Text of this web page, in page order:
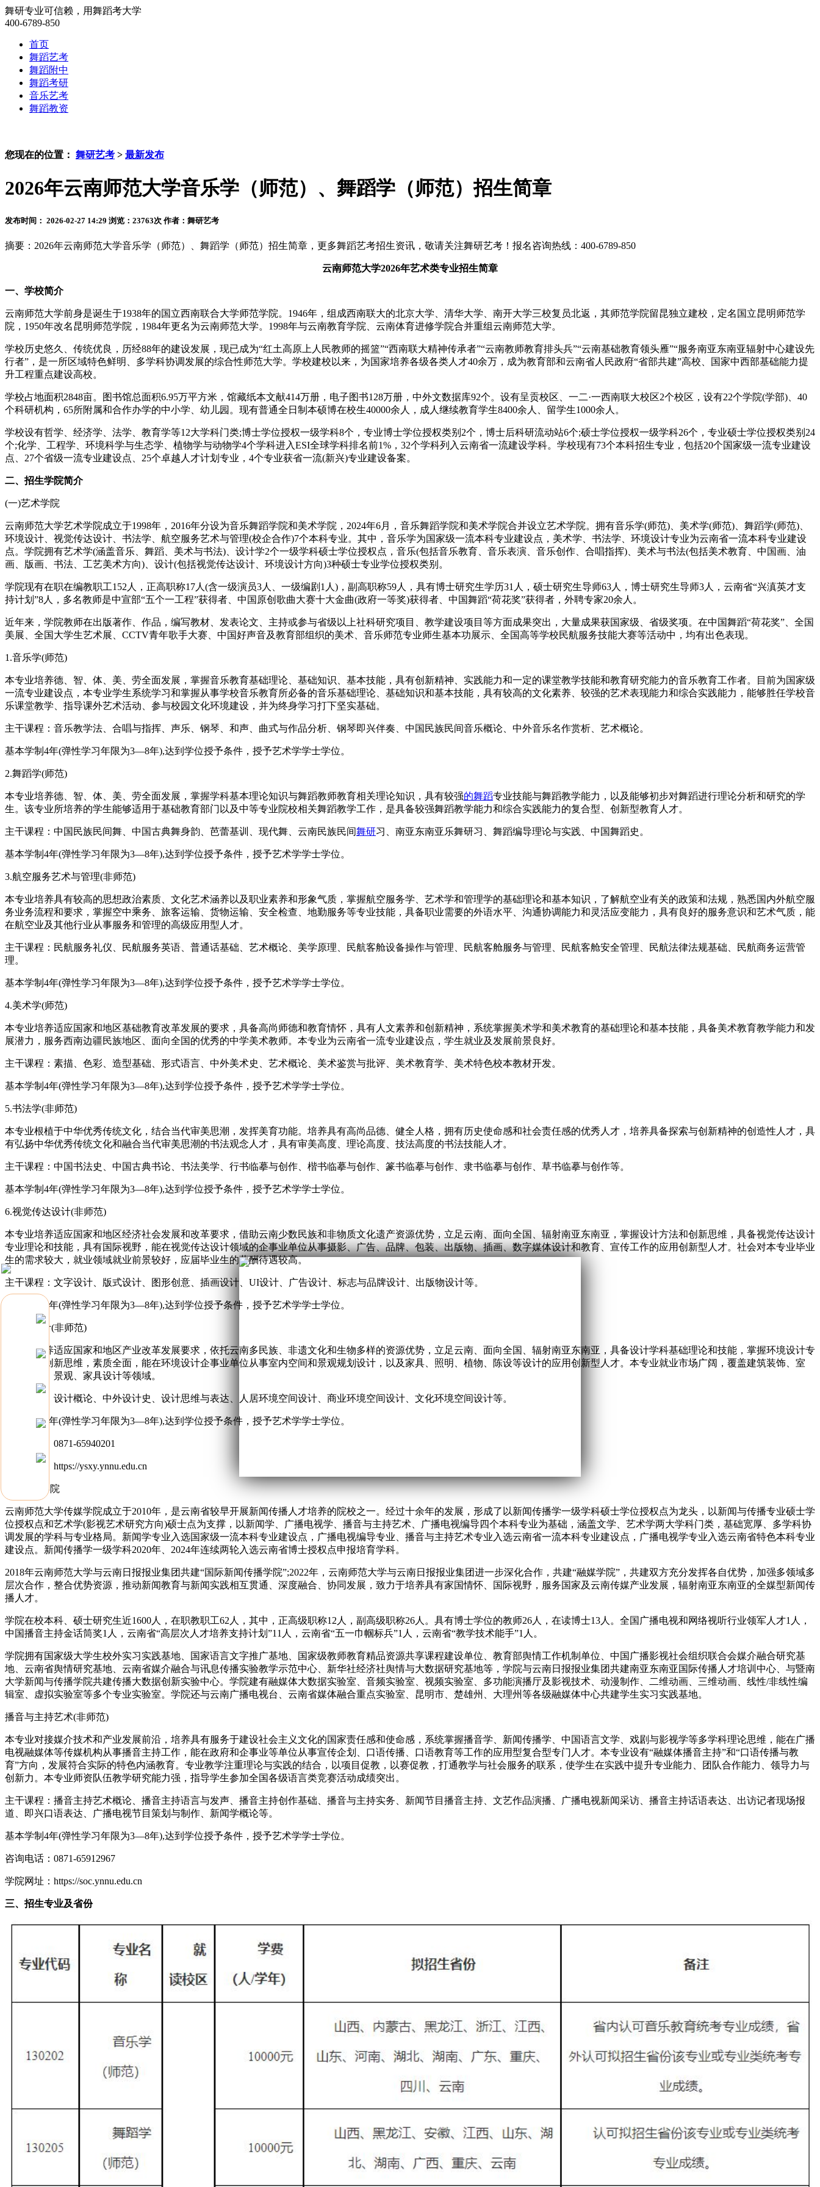
舞研专业可信赖，用舞蹈考大学
400-6789-850
首页
舞蹈艺考
舞蹈附中
舞蹈考研
音乐艺考
舞蹈教资
您现在的位置： 舞研艺考 > 最新发布
2026年云南师范大学音乐学（师范）、舞蹈学（师范）招生简章
发布时间： 2026-02-27 14:29 浏览： 23763次 作者：舞研艺考
摘要：2026年云南师范大学音乐学（师范）、舞蹈学（师范）招生简章，更多舞蹈艺考招生资讯，敬请关注舞研艺考！报名咨询热线：400-6789-850
云南师范大学2026年艺术类专业招生简章
一、学校简介
云南师范大学前身是诞生于1938年的国立西南联合大学师范学院。1946年，组成西南联大的北京大学、清华大学、南开大学三校复员北返，其师范学院留昆独立建校，定名国立昆明师范学
院，1950年改名昆明师范学院，1984年更名为云南师范大学。1998年与云南教育学院、云南体育进修学院合并重组云南师范大学。
学校历史悠久、传统优良，历经88年的建设发展，现已成为“红土高原上人民教师的摇篮”“西南联大精神传承者”“云南教师教育排头兵”“云南基础教育领头雁”“服务南亚东南亚辐射中心建设先
行者”，是一所区域特色鲜明、多学科协调发展的综合性师范大学。学校建校以来，为国家培养各级各类人才40余万，成为教育部和云南省人民政府“省部共建”高校、国家中西部基础能力提
升工程重点建设高校。
学校占地面积2848亩。图书馆总面积6.95万平方米，馆藏纸本文献414万册，电子图书128万册，中外文数据库92个。设有呈贡校区、一二·一西南联大校区2个校区，设有22个学院(学部)、40
个科研机构，65所附属和合作办学的中小学、幼儿园。现有普通全日制本硕博在校生40000余人，成人继续教育学生8400余人、留学生1000余人。
学校设有哲学、经济学、法学、教育学等12大学科门类;博士学位授权一级学科8个，专业博士学位授权类别2个，博士后科研流动站6个;硕士学位授权一级学科26个，专业硕士学位授权类别24
个;化学、工程学、环境科学与生态学、植物学与动物学4个学科进入ESI全球学科排名前1%，32个学科列入云南省一流建设学科。学校现有73个本科招生专业，包括20个国家级一流专业建设
点、27个省级一流专业建设点、25个卓越人才计划专业，4个专业获省一流(新兴)专业建设备案。
二、招生学院简介
(一)艺术学院
云南师范大学艺术学院成立于1998年，2016年分设为音乐舞蹈学院和美术学院，2024年6月，音乐舞蹈学院和美术学院合并设立艺术学院。拥有音乐学(师范)、美术学(师范)、舞蹈学(师范)、
环境设计、视觉传达设计、书法学、航空服务艺术与管理(校企合作)7个本科专业。其中，音乐学为国家级一流本科专业建设点，美术学、书法学、环境设计专业为云南省一流本科专业建设
点。学院拥有艺术学(涵盖音乐、舞蹈、美术与书法)、设计学2个一级学科硕士学位授权点，音乐(包括音乐教育、音乐表演、音乐创作、合唱指挥)、美术与书法(包括美术教育、中国画、油
画、版画、书法、工艺美术方向)、设计(包括视觉传达设计、环境设计方向)3种硕士专业学位授权类别。
学院现有在职在编教职工152人，正高职称17人(含一级演员3人、一级编剧1人)，副高职称59人，具有博士研究生学历31人，硕士研究生导师63人，博士研究生导师3人，云南省“兴滇英才支
持计划”8人，多名教师是中宣部“五个一工程”获得者、中国原创歌曲大赛十大金曲(政府一等奖)获得者、中国舞蹈“荷花奖”获得者，外聘专家20余人。
近年来，学院教师在出版著作、作品，编写教材、发表论文、主持或参与省级以上社科研究项目、教学建设项目等方面成果突出，大量成果获国家级、省级奖项。在中国舞蹈“荷花奖”、全国
美展、全国大学生艺术展、CCTV青年歌手大赛、中国好声音及教育部组织的美术、音乐师范专业师生基本功展示、全国高等学校民航服务技能大赛等活动中，均有出色表现。
1.音乐学(师范)
本专业培养德、智、体、美、劳全面发展，掌握音乐教育基础理论、基础知识、基本技能，具有创新精神、实践能力和一定的课堂教学技能和教育研究能力的音乐教育工作者。目前为国家级
一流专业建设点，本专业学生系统学习和掌握从事学校音乐教育所必备的音乐基础理论、基础知识和基本技能，具有较高的文化素养、较强的艺术表现能力和综合实践能力，能够胜任学校音
乐课堂教学、指导课外艺术活动、参与校园文化环境建设，并为终身学习打下坚实基础。
主干课程：音乐教学法、合唱与指挥、声乐、钢琴、和声、曲式与作品分析、钢琴即兴伴奏、中国民族民间音乐概论、中外音乐名作赏析、艺术概论。
基本学制4年(弹性学习年限为3—8年),达到学位授予条件，授予艺术学学士学位。
2.舞蹈学(师范)
本专业培养德、智、体、美、劳全面发展，掌握学科基本理论知识与舞蹈教师教育相关理论知识，具有较强的舞蹈专业技能与舞蹈教学能力，以及能够初步对舞蹈进行理论分析和研究的学
生。该专业所培养的学生能够适用于基础教育部门以及中等专业院校相关舞蹈教学工作，是具备较强舞蹈教学能力和综合实践能力的复合型、创新型教育人才。
主干课程：中国民族民间舞、中国古典舞身韵、芭蕾基训、现代舞、云南民族民间舞研习、南亚东南亚乐舞研习、舞蹈编导理论与实践、中国舞蹈史。
基本学制4年(弹性学习年限为3—8年),达到学位授予条件，授予艺术学学士学位。
3.航空服务艺术与管理(非师范)
本专业培养具有较高的思想政治素质、文化艺术涵养以及职业素养和形象气质，掌握航空服务学、艺术学和管理学的基础理论和基本知识，了解航空业有关的政策和法规，熟悉国内外航空服
务业务流程和要求，掌握空中乘务、旅客运输、货物运输、安全检查、地勤服务等专业技能，具备职业需要的外语水平、沟通协调能力和灵活应变能力，具有良好的服务意识和艺术气质，能
在航空业及其他行业从事服务和管理的高级应用型人才。
主干课程：民航服务礼仪、民航服务英语、普通话基础、艺术概论、美学原理、民航客舱设备操作与管理、民航客舱服务与管理、民航客舱安全管理、民航法律法规基础、民航商务运营管
理。
基本学制4年(弹性学习年限为3—8年),达到学位授予条件，授予艺术学学士学位。
4.美术学(师范)
本专业培养适应国家和地区基础教育改革发展的要求，具备高尚师德和教育情怀，具有人文素养和创新精神，系统掌握美术学和美术教育的基础理论和基本技能，具备美术教育教学能力和发
展潜力，服务西南边疆民族地区、面向全国的优秀的中学美术教师。本专业为云南省一流专业建设点，学生就业及发展前景良好。
主干课程：素描、色彩、造型基础、形式语言、中外美术史、艺术概论、美术鉴赏与批评、美术教育学、美术特色校本教材开发。
基本学制4年(弹性学习年限为3—8年),达到学位授予条件，授予艺术学学士学位。
5.书法学(非师范)
本专业根植于中华优秀传统文化，结合当代审美思潮，发挥美育功能。培养具有高尚品德、健全人格，拥有历史使命感和社会责任感的优秀人才，培养具备探索与创新精神的创造性人才，具
有弘扬中华优秀传统文化和融合当代审美思潮的书法观念人才，具有审美高度、理论高度、技法高度的书法技能人才。
主干课程：中国书法史、中国古典书论、书法美学、行书临摹与创作、楷书临摹与创作、篆书临摹与创作、隶书临摹与创作、草书临摹与创作等。
基本学制4年(弹性学习年限为3—8年),达到学位授予条件，授予艺术学学士学位。
6.视觉传达设计(非师范)
本专业培养适应国家和地区经济社会发展和改革要求，借助云南少数民族和非物质文化遗产资源优势，立足云南、面向全国、辐射南亚东南亚，掌握设计方法和创新思维，具备视觉传达设计
专业理论和技能，具有国际视野，能在视觉传达设计领域的企事业单位从事摄影、广告、品牌、包装、出版物、插画、数字媒体设计和教育、宣传工作的应用创新型人才。社会对本专业毕业
生的需求较大，就业领域就业前景较好，应届毕业生的薪酬待遇较高。
主干课程：文字设计、版式设计、图形创意、插画设计、UI设计、广告设计、标志与品牌设计、出版物设计等。
基本学制4年(弹性学习年限为3—8年),达到学位授予条件，授予艺术学学士学位。
7.环境设计(非师范)
本专业培养适应国家和地区产业改革发展要求，依托云南多民族、非遗文化和生物多样的资源优势，立足云南、面向全国、辐射南亚东南亚，具备设计学科基础理论和技能，掌握环境设计专
业方法和创新思维，素质全面，能在环境设计企事业单位从事室内空间和景观规划设计，以及家具、照明、植物、陈设等设计的应用创新型人才。本专业就业市场广阔，覆盖建筑装饰、室
内、园林、景观、家具设计等领域。
主干课程：设计概论、中外设计史、设计思维与表达、人居环境空间设计、商业环境空间设计、文化环境空间设计等。
基本学制4年(弹性学习年限为3—8年),达到学位授予条件，授予艺术学学士学位。
咨询电话：0871-65940201
学院网址：https://ysxy.ynnu.edu.cn
(二)传媒学院
云南师范大学传媒学院成立于2010年，是云南省较早开展新闻传播人才培养的院校之一。经过十余年的发展，形成了以新闻传播学一级学科硕士学位授权点为龙头，以新闻与传播专业硕士学
位授权点和艺术学(影视艺术研究方向)硕士点为支撑，以新闻学、广播电视学、播音与主持艺术、广播电视编导四个本科专业为基础，涵盖文学、艺术学两大学科门类，基础宽厚、多学科协
调发展的学科与专业格局。新闻学专业入选国家级一流本科专业建设点，广播电视编导专业、播音与主持艺术专业入选云南省一流本科专业建设点，广播电视学专业入选云南省特色本科专业
建设点。新闻传播学一级学科2020年、2024年连续两轮入选云南省博士授权点申报培育学科。
2018年云南师范大学与云南日报报业集团共建“国际新闻传播学院”;2022年，云南师范大学与云南日报报业集团进一步深化合作，共建“融媒学院”，共建双方充分发挥各自优势，加强多领域多
层次合作，整合优势资源，推动新闻教育与新闻实践相互贯通、深度融合、协同发展，致力于培养具有家国情怀、国际视野，服务国家及云南传媒产业发展，辐射南亚东南亚的全媒型新闻传
播人才。
学院在校本科、硕士研究生近1600人，在职教职工62人，其中，正高级职称12人，副高级职称26人。具有博士学位的教师26人，在读博士13人。全国广播电视和网络视听行业领军人才1人，
中国播音主持金话筒奖1人，云南省“高层次人才培养支持计划”11人，云南省“五一巾帼标兵”1人，云南省“教学技术能手”1人。
学院拥有国家级大学生校外实习实践基地、国家语言文字推广基地、国家级教师教育精品资源共享课程建设单位、教育部舆情工作机制单位、中国广播影视社会组织联合会媒介融合研究基
地、云南省舆情研究基地、云南省媒介融合与讯息传播实验教学示范中心、新华社经济社舆情与大数据研究基地等，学院与云南日报报业集团共建南亚东南亚国际传播人才培训中心、与暨南
大学新闻与传播学院共建传播大数据创新实验中心。学院建有融媒体大数据实验室、音频实验室、视频实验室、多功能演播厅及影视技术、动漫制作、二维动画、三维动画、线性/非线性编
辑室、虚拟实验室等多个专业实验室。学院还与云南广播电视台、云南省媒体融合重点实验室、昆明市、楚雄州、大理州等各级融媒体中心共建学生实习实践基地。
播音与主持艺术(非师范)
本专业对接媒介技术和产业发展前沿，培养具有服务于建设社会主义文化的国家责任感和使命感，系统掌握播音学、新闻传播学、中国语言文学、戏剧与影视学等多学科理论思维，能在广播
电视融媒体等传媒机构从事播音主持工作，能在政府和企事业等单位从事宣传企划、口语传播、口语教育等工作的应用型复合型专门人才。本专业设有“融媒体播音主持”和“口语传播与教
育”方向，发展符合实际的特色内涵教育。专业教学注重理论与实践的结合，以项目促教，以赛促教，打通教学与社会服务的联系，使学生在实践中提升专业能力、团队合作能力、领导力与
创新力。本专业师资队伍教学研究能力强，指导学生参加全国各级语言类竞赛活动成绩突出。
主干课程：播音主持艺术概论、播音主持语言与发声、播音主持创作基础、播音与主持实务、新闻节目播音主持、文艺作品演播、广播电视新闻采访、播音主持话语表达、出访记者现场报
道、即兴口语表达、广播电视节目策划与制作、新闻学概论等。
基本学制4年(弹性学习年限为3—8年),达到学位授予条件，授予艺术学学士学位。
咨询电话：0871-65912967
学院网址：https://soc.ynnu.edu.cn
三、招生专业及省份